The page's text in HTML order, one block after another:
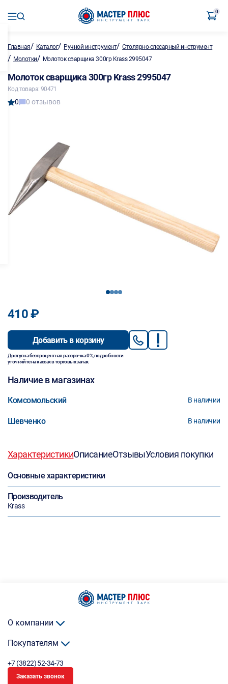
0
Главная/ Каталог/ Ручной инструмент/Столярно-слесарный инструмент
/ Молотки/ Молоток сварщика 300гр Krass 2995047
Молоток сварщика 300гр Krass 2995047
Код товара: 90471
0 0 отзывов
1234
410 ₽
Добавить в корзину
Доступна беспроцентная рассрочка 0%, подробности
уточняйте на кассах в торговых залах.
Наличие в магазинах
Комсомольский В наличии
Шевченко В наличии
ХарактеристикиОписаниеОтзывыУсловия покупки
Основные характеристики
Производитель
Krass
О компании
Покупателям
+7 (3822) 52-34-73
Заказать звонок